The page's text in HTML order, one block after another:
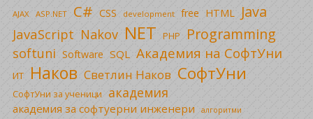
AJAX ASP.NET C# CSS development free HTML Java
JavaScript Nakov NET PHP Programming
softuni Software SQL Академия на СофтУни
ИТ Наков Светлин Наков СофтУни
СофтУни за ученици академия
академия за софтуерни инженери алгоритми